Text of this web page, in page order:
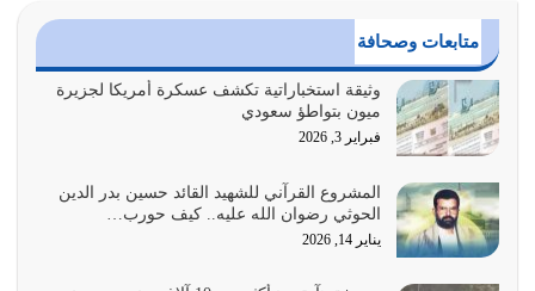
القرآن الكريم هو أهم مصدر لمعرفة رسول الله معرفة سيرته
معرفة شخصيته معرفة عظمته
يوليو 28, 2026
هل نحن من الصالحين؟ قيِّم نفسك هنا اترك القرآن على أصله
وأعرض نفسك، وأعرض ما لديك على…
عندما يكون عدوك هو عدو الله معناه أن تكون نقاط الضعف
فيه كثيرة وسينصرك الله عليه إذا…
يوليو 26, 2026
متابعات وصحافة
وثيقة استخباراتية تكشف عسكرة أمريكا لجزيرة
ميون بتواطؤ سعودي
فبراير 3, 2026
المشروع القرآني للشهيد القائد حسين بدر الدين
الحوثي رضوان الله عليه.. كيف حورب…
يناير 14, 2026